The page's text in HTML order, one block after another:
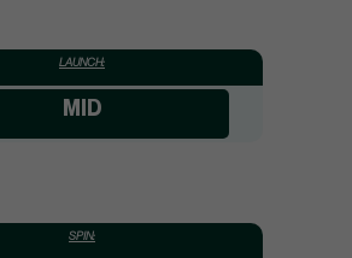
LAUNCH:
MID
SPIN: